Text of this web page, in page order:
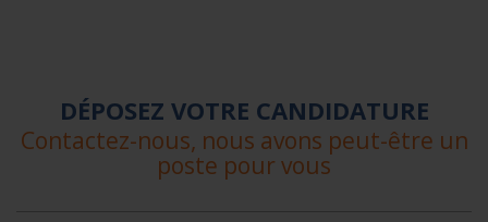
DÉPOSEZ VOTRE CANDIDATURE
Contactez-nous, nous avons peut-être un
poste pour vous